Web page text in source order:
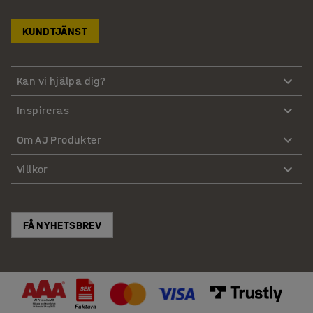
KUNDTJÄNST
Kan vi hjälpa dig?
Inspireras
Om AJ Produkter
Villkor
FÅ NYHETSBREV